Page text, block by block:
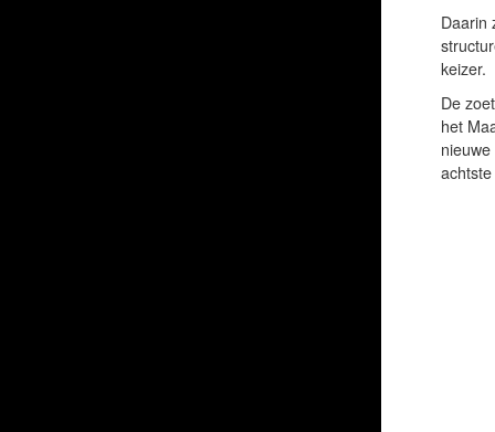
Daarin
keizer.
De
het